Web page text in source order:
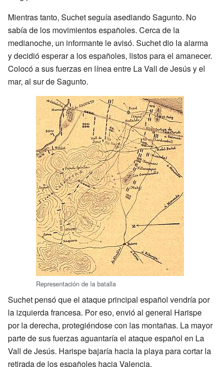
Mientras tanto, Suchet seguía asediando Sagunto. No
sabía de los movimientos españoles. Cerca de la
medianoche, un informante le avisó. Suchet dio la alarma
y decidió esperar a los españoles, listos para el amanecer.
Colocó a sus fuerzas en línea entre La Vall de Jesús y el
mar, al sur de Sagunto.
Representación de la batalla
Suchet pensó que el ataque principal español vendría por
la izquierda francesa. Por eso, envió al general Harispe
por la derecha, protegiéndose con las montañas. La mayor
parte de sus fuerzas aguantaría el ataque español en La
Vall de Jesús. Harispe bajaría hacia la playa para cortar la
retirada de los españoles hacia Valencia.